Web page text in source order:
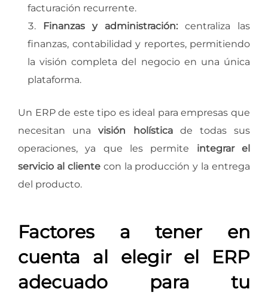
facturación recurrente.
Finanzas y administración: centraliza las
finanzas, contabilidad y reportes, permitiendo
la visión completa del negocio en una única
plataforma.
Un ERP de este tipo es ideal para empresas que
necesitan unavisión holísticade todas sus
operaciones, ya que les permite integrar el
servicio al clientecon la producción y la entrega
del producto.
Factores a tener en
cuenta al elegir el ERP
adecuado para tu